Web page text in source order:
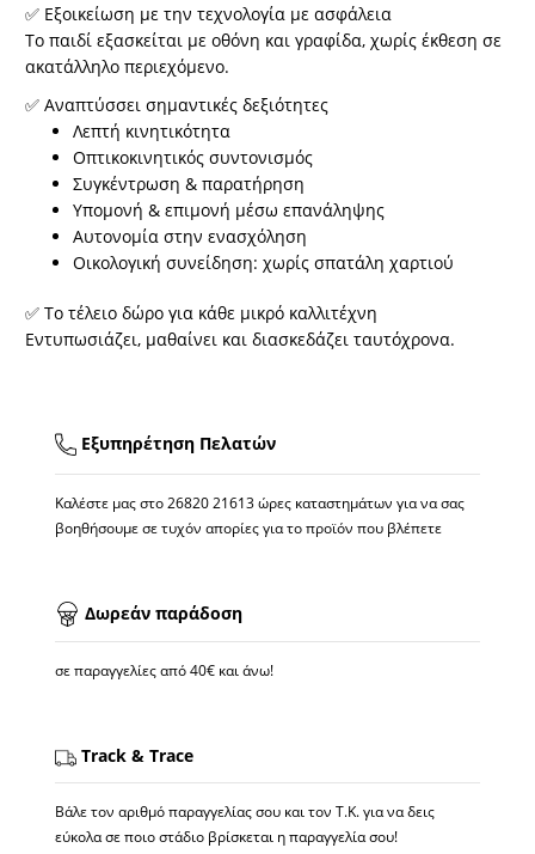
✅ Εξοικείωση με την τεχνολογία με ασφάλεια
Το παιδί εξασκείται με οθόνη και γραφίδα, χωρίς έκθεση σε
ακατάλληλο περιεχόμενο.
✅ Αναπτύσσει σημαντικές δεξιότητες
Λεπτή κινητικότητα
Οπτικοκινητικός συντονισμός
Συγκέντρωση & παρατήρηση
Υπομονή & επιμονή μέσω επανάληψης
Αυτονομία στην ενασχόληση
Οικολογική συνείδηση: χωρίς σπατάλη χαρτιού
✅ Το τέλειο δώρο για κάθε μικρό καλλιτέχνη
Εντυπωσιάζει, μαθαίνει και διασκεδάζει ταυτόχρονα.
Εξυπηρέτηση Πελατών
Καλέστε μας στο26820 21613ώρες καταστημάτων για να σας
βοηθήσουμε σε τυχόν απορίες για το προϊόν που βλέπετε
Δωρεάν παράδοση
σε παραγγελίες από 40€ και άνω!
Track & Trace
Βάλε τον αριθμό παραγγελίας σου και τον Τ.Κ. για να δεις
εύκολα σε ποιο στάδιο βρίσκεται η παραγγελία σου!